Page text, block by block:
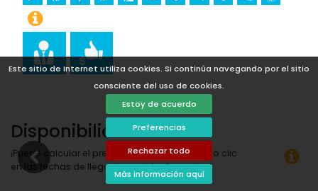
Este sitio de Internet utiliza cookies. Si continúa navegando por el sitio
consciente del uso de cookies.
Estoy de acuerdo
Preferencias
Rechazar todo
Más información aquí
Disponibilidad
¡Puede calcular el precio del alquiler haciendo clic
en las fechas de llegada y salida deseadas!